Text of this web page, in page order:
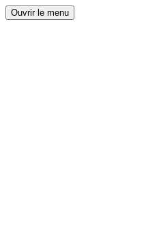
Ouvrir le menu